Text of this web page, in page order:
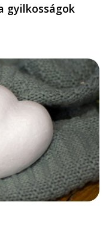
gyilkosságok